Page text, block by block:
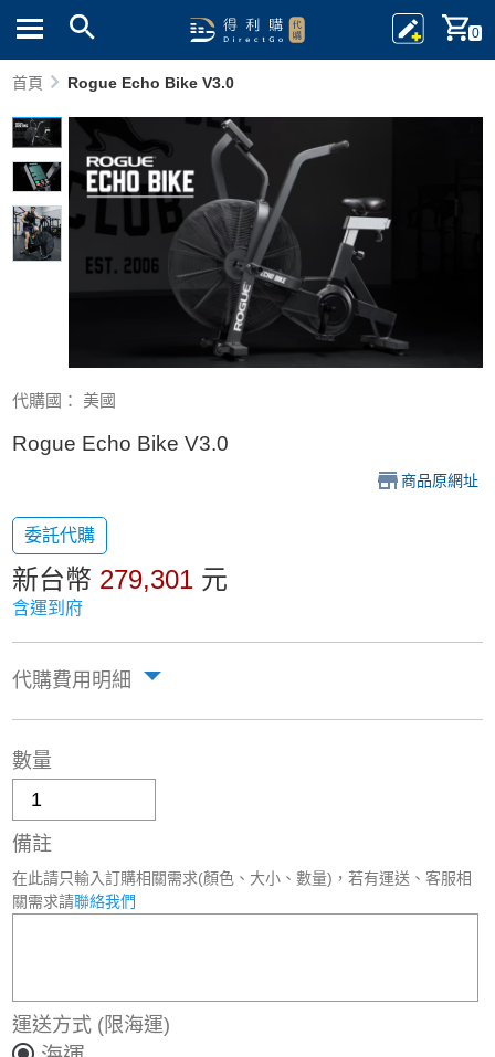
0
首頁 Rogue Echo Bike V3.0
代購國： 美國
Rogue Echo Bike V3.0
商品原網址
委託代購
新台幣 279,301 元
含運到府
代購費用明細
數量
備註
在此請只輸入訂購相關需求(顏色、大小、數量)，若有運送、客服相
關需求請聯絡我們
運送方式 (限海運)